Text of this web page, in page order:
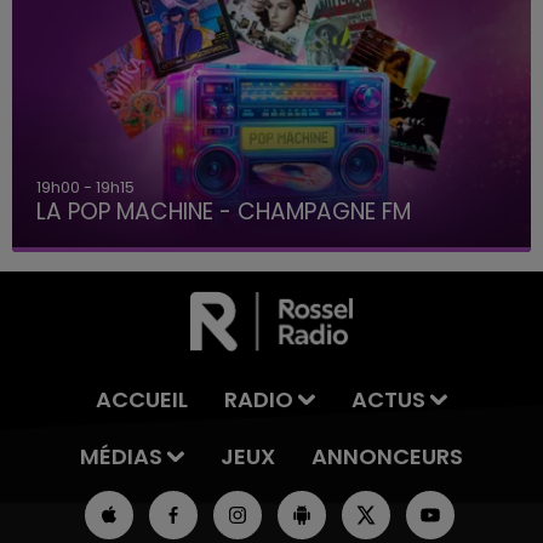
19h15 - 20h00
LA RADIO POP
ACCUEIL RADIO
ACTUS
MÉDIAS
JEUX ANNONCEURS